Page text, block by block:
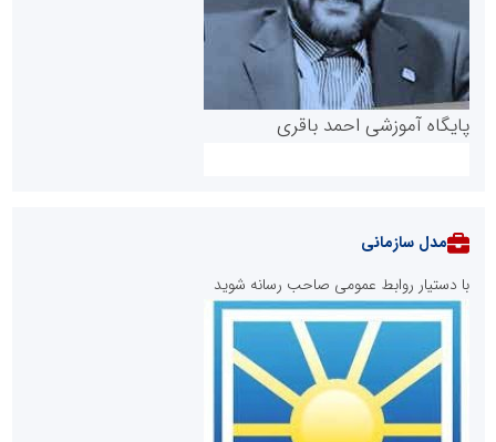
پایگاه آموزشی احمد باقری
روابط عمومی خبرگزاری گزارش خبر
مدل سازمانی
با دستیار روابط عمومی صاحب رسانه شوید